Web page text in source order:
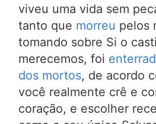
viveu uma vida sem
tanto que morreu pelos
tomando sobre Si o
merecemos, foi
dos mortos, de acordo
você realmente crê e
coração, e escolher